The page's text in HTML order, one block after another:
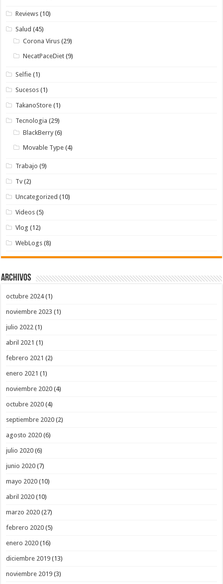
Reviews (10)
Salud (45)
Corona Virus (29)
NecatPaceDiet (9)
Selfie (1)
Sucesos (1)
TakanoStore (1)
Tecnologia (29)
BlackBerry (6)
Movable Type (4)
Trabajo (9)
Tv (2)
Uncategorized (10)
Videos (5)
Vlog (12)
WebLogs (8)
Archivos
octubre 2024(1)
noviembre 2023 (1)
julio 2022 (1)
abril 2021 (1)
febrero 2021 (2)
enero 2021 (1)
noviembre 2020 (4)
octubre 2020 (4)
septiembre 2020 (2)
agosto 2020 (6)
julio 2020 (6)
junio 2020 (7)
mayo 2020 (10)
abril 2020 (10)
marzo 2020 (27)
febrero 2020 (5)
enero 2020 (16)
diciembre 2019 (13)
noviembre 2019 (3)